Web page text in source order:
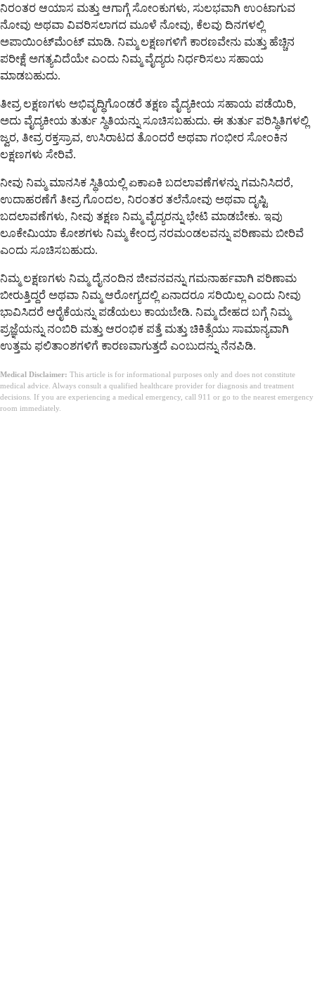
ನಿರಂತರ ಆಯಾಸ ಮತ್ತು ಆಗಾಗ್ಗೆ ಸೋಂಕುಗಳು, ಸುಲಭವಾಗಿ ಉಂಟಾಗುವ
ನೋವು ಅಥವಾ ವಿವರಿಸಲಾಗದ ಮೂಳೆ ನೋವು, ಕೆಲವು ದಿನಗಳಲ್ಲಿ
ಅಪಾಯಿಂಟ್‌ಮೆಂಟ್ ಮಾಡಿ. ನಿಮ್ಮ ಲಕ್ಷಣಗಳಿಗೆ ಕಾರಣವೇನು ಮತ್ತು ಹೆಚ್ಚಿನ
ಪರೀಕ್ಷೆ ಅಗತ್ಯವಿದೆಯೇ ಎಂದು ನಿಮ್ಮ ವೈದ್ಯರು ನಿರ್ಧರಿಸಲು ಸಹಾಯ
ಮಾಡಬಹುದು.
ತೀವ್ರ ಲಕ್ಷಣಗಳು ಅಭಿವೃದ್ಧಿಗೊಂಡರೆ ತಕ್ಷಣ ವೈದ್ಯಕೀಯ ಸಹಾಯ ಪಡೆಯಿರಿ,
ಅದು ವೈದ್ಯಕೀಯ ತುರ್ತು ಸ್ಥಿತಿಯನ್ನು ಸೂಚಿಸಬಹುದು. ಈ ತುರ್ತು ಪರಿಸ್ಥಿತಿಗಳಲ್ಲಿ
ಜ್ವರ, ತೀವ್ರ ರಕ್ತಸ್ರಾವ, ಉಸಿರಾಟದ ತೊಂದರೆ ಅಥವಾ ಗಂಭೀರ ಸೋಂಕಿನ
ಲಕ್ಷಣಗಳು ಸೇರಿವೆ.
ನೀವು ನಿಮ್ಮ ಮಾನಸಿಕ ಸ್ಥಿತಿಯಲ್ಲಿ ಏಕಾಏಕಿ ಬದಲಾವಣೆಗಳನ್ನು ಗಮನಿಸಿದರೆ,
ಉದಾಹರಣೆಗೆ ತೀವ್ರ ಗೊಂದಲ, ನಿರಂತರ ತಲೆನೋವು ಅಥವಾ ದೃಷ್ಟಿ
ಬದಲಾವಣೆಗಳು, ನೀವು ತಕ್ಷಣ ನಿಮ್ಮ ವೈದ್ಯರನ್ನು ಭೇಟಿ ಮಾಡಬೇಕು. ಇವು
ಲೂಕೇಮಿಯಾ ಕೋಶಗಳು ನಿಮ್ಮ ಕೇಂದ್ರ ನರಮಂಡಲವನ್ನು ಪರಿಣಾಮ ಬೀರಿವೆ
ಎಂದು ಸೂಚಿಸಬಹುದು.
ನಿಮ್ಮ ಲಕ್ಷಣಗಳು ನಿಮ್ಮ ದೈನಂದಿನ ಜೀವನವನ್ನು ಗಮನಾರ್ಹವಾಗಿ ಪರಿಣಾಮ
ಬೀರುತ್ತಿದ್ದರೆ ಅಥವಾ ನಿಮ್ಮ ಆರೋಗ್ಯದಲ್ಲಿ ಏನಾದರೂ ಸರಿಯಿಲ್ಲ ಎಂದು ನೀವು
ಭಾವಿಸಿದರೆ ಆರೈಕೆಯನ್ನು ಪಡೆಯಲು ಕಾಯಬೇಡಿ. ನಿಮ್ಮ ದೇಹದ ಬಗ್ಗೆ ನಿಮ್ಮ
ಪ್ರಜ್ಞೆಯನ್ನು ನಂಬಿರಿ ಮತ್ತು ಆರಂಭಿಕ ಪತ್ತೆ ಮತ್ತು ಚಿಕಿತ್ಸೆಯು ಸಾಮಾನ್ಯವಾಗಿ
ಉತ್ತಮ ಫಲಿತಾಂಶಗಳಿಗೆ ಕಾರಣವಾಗುತ್ತದೆ ಎಂಬುದನ್ನು ನೆನಪಿಡಿ.
Medical Disclaimer: This article is for informational purposes only and does not constitute
medical advice. Always consult a qualified healthcare provider for diagnosis and treatment
decisions. If you are experiencing a medical emergency, call 911 or go to the nearest emergency
room immediately.